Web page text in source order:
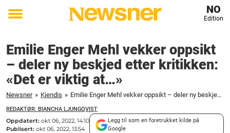
Toggle
NO
Edition
Emilie Enger Mehl vekker oppsikt
– deler ny beskjed etter kritikken:
«Det er viktig at…»
Newsner » Kjendis » Emilie Enger Mehl vekker oppsikt – deler ny beskjed etter kritikken: «Det er viktig at…»
REDAKTØR: BIANCHA LJUNGQVIST
Oppdatert: okt 06, 2022, 14:10
Publisert: okt 06, 2022, 13:54
Legg til som en foretrukket kilde på
Google